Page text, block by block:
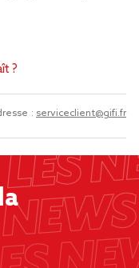
?
: serviceclient@gifi.fr